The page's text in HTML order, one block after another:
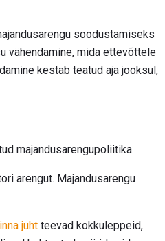
soodustamiseks
vähendamine, mida ettevõttele
kestab teatud aja jooksul,
majandusarengupoliitika.
arengut. Majandusarengu
linna juht teevad kokkuleppeid,